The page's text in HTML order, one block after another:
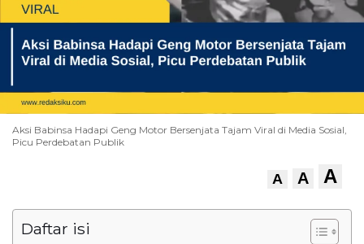
Aksi Babinsa Hadapi Geng Motor Bersenjata Tajam Viral di Media Sosial,
Picu Perdebatan Publik
A A A
Daftar isi